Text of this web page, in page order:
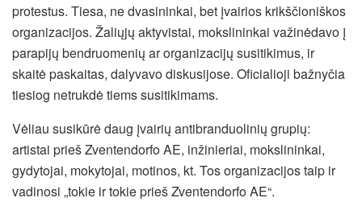
protestus. Tiesa, ne dvasininkai, bet įvairios krikščioniškos
organizacijos. Žaliųjų aktyvistai, mokslininkai važinėdavo į
parapijų bendruomenių ar organizacijų susitikimus, ir
skaitė paskaitas, dalyvavo diskusijose. Oficialioji bažnyčia
tiesiog netrukdė tiems susitikimams.
Vėliau susikūrė daug įvairių antibranduolinių grupių:
artistai prieš Zventendorfo AE, inžinieriai, mokslininkai,
gydytojai, mokytojai, motinos, kt. Tos organizacijos taip ir
vadinosi „tokie ir tokie prieš Zventendorfo AE“.